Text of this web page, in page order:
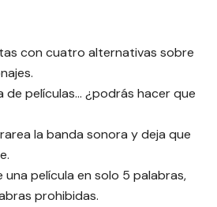
con cuatro alternativas sobre
de películas… ¿podrás hacer que
la banda sonora y deja que
una película en solo 5 palabras,
prohibidas.